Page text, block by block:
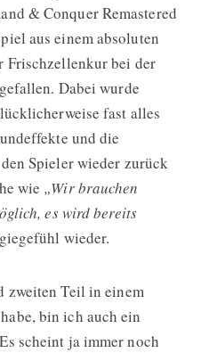
& Conquer Remastered
aus einem absoluten
Frischzellenkur bei der
Dabei wurde
fast alles
und die
Spieler wieder zurück
wie „Wir brauchen
es wird bereits
wieder.
zweiten Teil in einem
bin ich auch ein
scheint ja immer noch